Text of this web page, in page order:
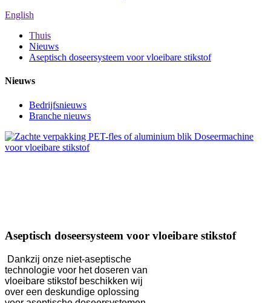
English
Thuis
Nieuws
Aseptisch doseersysteem voor vloeibare stikstof
Nieuws
Bedrijfsnieuws
Branche nieuws
Aseptisch doseersysteem voor vloeibare stikstof
Dankzij onze niet-aseptische
technologie voor het doseren van
vloeibare stikstof beschikken wij
over een deskundige oplossing